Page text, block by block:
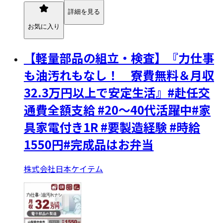
お気に入り
詳細を見る
【軽量部品の組立・検査】『力仕事
も油汚れもなし！ 寮費無料＆月収
32.3万円以上で安定生活』#赴任交
通費全額支給 #20～40代活躍中#家
具家電付き1R #要製造経験 #時給
1550円#完成品はお弁当
株式会社日本ケイテム